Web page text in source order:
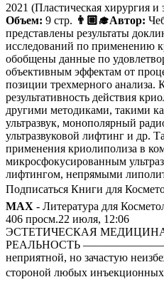
2021 (Пластическая хирургия и
Объем: 9 стр. 👨🏼‍🎓Автор:
представлены результаты
исследований по применению
обобщены данные по
объективным эффектам от
позиции трехмерного анализа.
результативность действия
другими методиками, такими
ультразвук, монополярный
ультразвуковой лифтинг и др.
применения криолиполиза в
микросфокусированным
лифтингом, непрямыми
Подписаться Книги для
MAX - Литература для
406 просм.22 июля, 12:06
ЭСТЕТИЧЕСКАЯ
РЕАЛЬНОСТЬ ————————
неприятной, но зачастую
стороной любых